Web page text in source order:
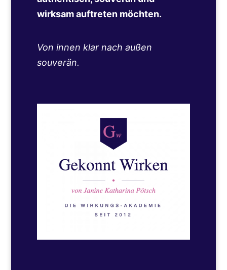
wirksam auftreten möchten.
Von innen klar nach außen
souverän.